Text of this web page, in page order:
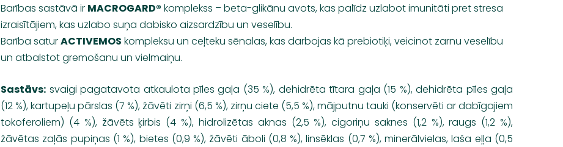
Barības sastāvā ir MACROGARD® komplekss – beta-glikānu avots, kas palīdz uzlabot imunitāti pret stresa
izraisītājiem, kas uzlabo suņa dabisko aizsardzību un veselību.
Barība saturACTIVEMOS kompleksu un ceļteku sēnalas, kas darbojas kā prebiotiķi, veicinot zarnu veselību
un atbalstot gremošanu un vielmaiņu.
Sastāvs: svaigi pagatavota atkaulota pīles gaļa (35 %), dehidrēta tītara gaļa (15 %), dehidrēta pīles gaļa
(12 %), kartupeļu pārslas (7 %), žāvēti zirņi (6,5 %), zirņu ciete (5,5 %), mājputnu tauki (konservēti ar dabīgajiem
tokoferoliem) (4 %), žāvēts ķirbis (4 %), hidrolizētas aknas (2,5 %), cigoriņu saknes (1,2 %), raugs (1,2 %),
žāvētas zaļās pupiņas (1 %), bietes (0,9 %), žāvēti āboli (0,8 %), linsēklas (0,7 %), minerālvielas, laša eļļa (0,5